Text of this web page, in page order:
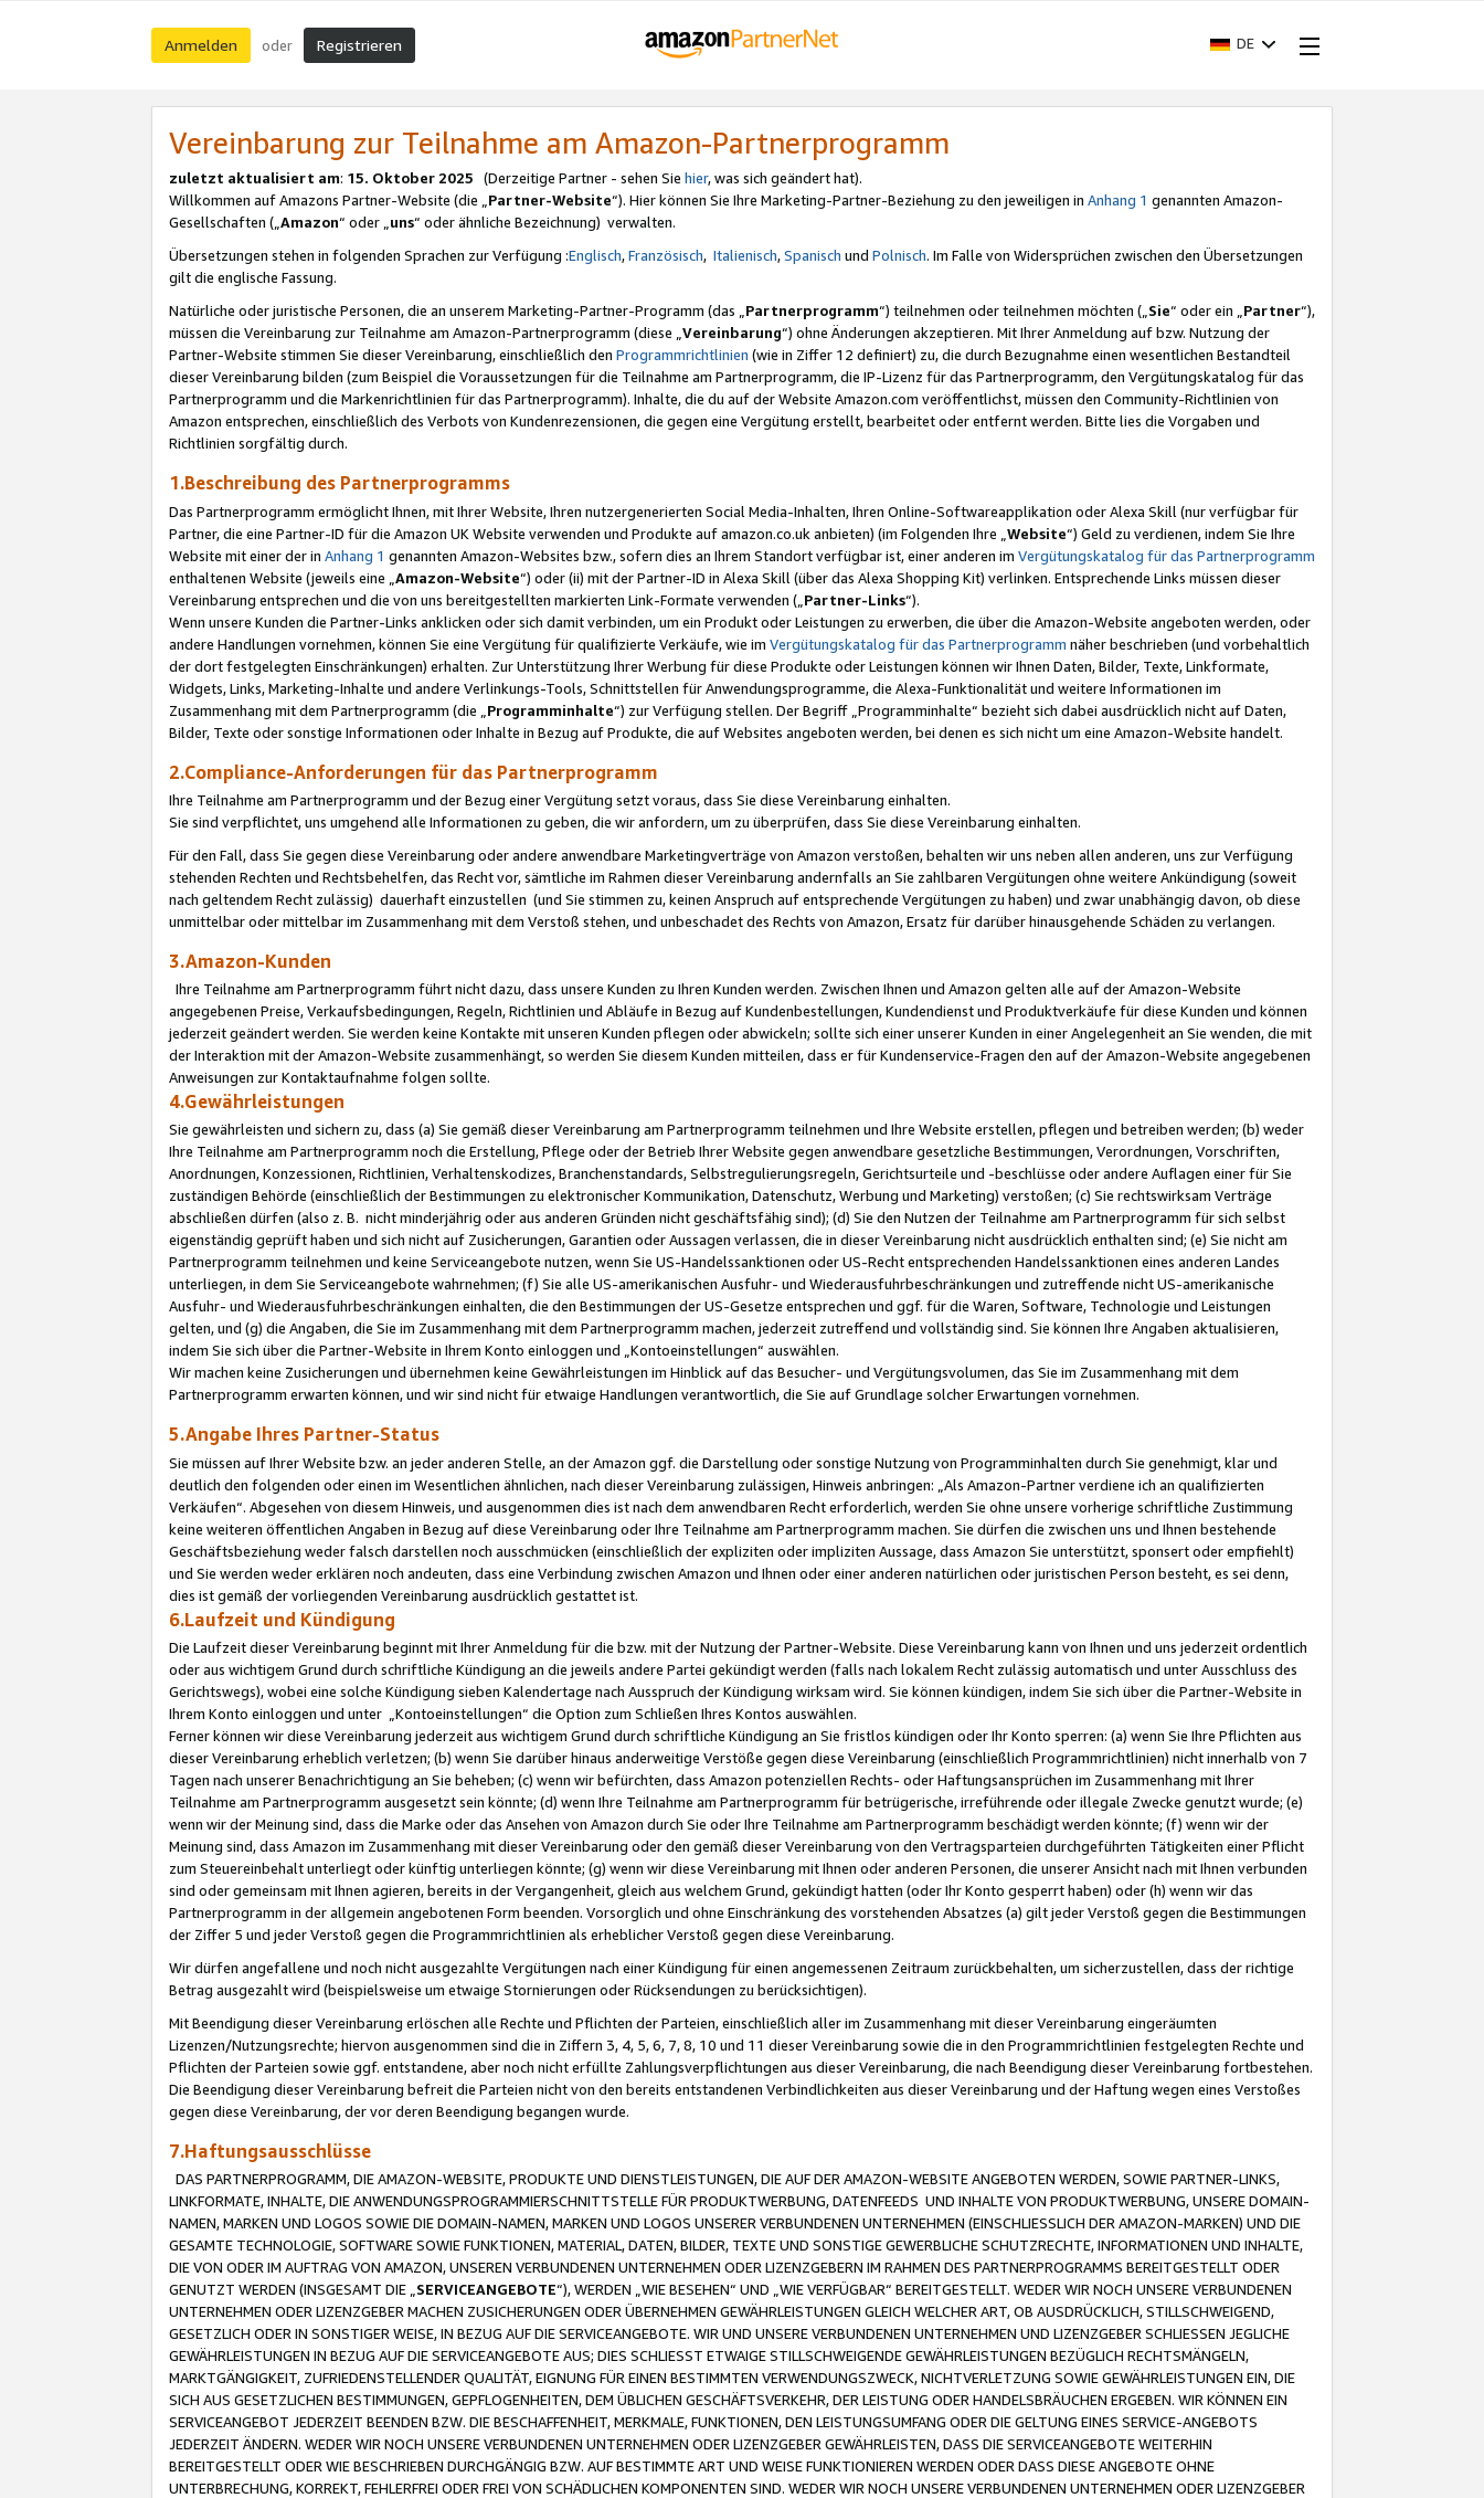
Anmelden oder Registrieren DE
Vereinbarung zur Teilnahme am Amazon-Partnerprogramm
zuletzt aktualisiert am: 15. Oktober 2025 (Derzeitige Partner - sehen Sie hier, was sich geändert hat).
Willkommen auf Amazons Partner-Website (die „Partner-Website“). Hier können Sie Ihre Marketing-Partner-Beziehung zu den jeweiligen in Anhang 1 genannten Amazon-
Gesellschaften („Amazon“ oder „uns“ oder ähnliche Bezeichnung) verwalten.
Übersetzungen stehen in folgenden Sprachen zur Verfügung :Englisch,Französisch, Italienisch,Spanisch und Polnisch. Im Falle von Widersprüchen zwischen den Übersetzungen
gilt die englische Fassung.
Natürliche oder juristische Personen, die an unserem Marketing-Partner-Programm (das „Partnerprogramm“) teilnehmen oder teilnehmen möchten („Sie“ oder ein „Partner“),
müssen die Vereinbarung zur Teilnahme am Amazon-Partnerprogramm (diese „Vereinbarung“) ohne Änderungen akzeptieren. Mit Ihrer Anmeldung auf bzw. Nutzung der
Partner-Website stimmen Sie dieser Vereinbarung, einschließlich den Programmrichtlinien (wie in Ziffer 12 definiert) zu, die durch Bezugnahme einen wesentlichen Bestandteil
dieser Vereinbarung bilden (zum Beispiel die Voraussetzungen für die Teilnahme am Partnerprogramm, die IP-Lizenz für das Partnerprogramm, den Vergütungskatalog für das
Partnerprogramm und die Markenrichtlinien für das Partnerprogramm). Inhalte, die du auf der Website Amazon.com veröffentlichst, müssen den Community-Richtlinien von
Amazon entsprechen, einschließlich des Verbots von Kundenrezensionen, die gegen eine Vergütung erstellt, bearbeitet oder entfernt werden. Bitte lies die Vorgaben und
Richtlinien sorgfältig durch.
1.Beschreibung des Partnerprogramms
Das Partnerprogramm ermöglicht Ihnen, mit Ihrer Website, Ihren nutzergenerierten Social Media-Inhalten, Ihren Online-Softwareapplikation oder Alexa Skill (nur verfügbar für
Partner, die eine Partner-ID für die Amazon UK Website verwenden und Produkte auf amazon.co.uk anbieten) (im Folgenden Ihre „ Website“) Geld zu verdienen, indem Sie Ihre
Website mit einer der in Anhang 1 genannten Amazon-Websites bzw., sofern dies an Ihrem Standort verfügbar ist, einer anderen im Vergütungskatalog für das Partnerprogramm
enthaltenen Website (jeweils eine „ Amazon-Website“) oder (ii) mit der Partner-ID in Alexa Skill (über das Alexa Shopping Kit) verlinken. Entsprechende Links müssen dieser
Vereinbarung entsprechen und die von uns bereitgestellten markierten Link-Formate verwenden („ Partner-Links“).
Wenn unsere Kunden die Partner-Links anklicken oder sich damit verbinden, um ein Produkt oder Leistungen zu erwerben, die über die Amazon-Website angeboten werden, oder
andere Handlungen vornehmen, können Sie eine Vergütung für qualifizierte Verkäufe, wie im Vergütungskatalog für das Partnerprogramm näher beschrieben (und vorbehaltlich
der dort festgelegten Einschränkungen) erhalten. Zur Unterstützung Ihrer Werbung für diese Produkte oder Leistungen können wir Ihnen Daten, Bilder, Texte, Linkformate,
Widgets, Links, Marketing-Inhalte und andere Verlinkungs-Tools, Schnittstellen für Anwendungsprogramme, die Alexa-Funktionalität und weitere Informationen im
Zusammenhang mit dem Partnerprogramm (die „ Programminhalte“) zur Verfügung stellen. Der Begriff „Programminhalte“ bezieht sich dabei ausdrücklich nicht auf Daten,
Bilder, Texte oder sonstige Informationen oder Inhalte in Bezug auf Produkte, die auf Websites angeboten werden, bei denen es sich nicht um eine Amazon-Website handelt.
2.Compliance-Anforderungen für das Partnerprogramm
Ihre Teilnahme am Partnerprogramm und der Bezug einer Vergütung setzt voraus, dass Sie diese Vereinbarung einhalten.
Sie sind verpflichtet, uns umgehend alle Informationen zu geben, die wir anfordern, um zu überprüfen, dass Sie diese Vereinbarung einhalten.
Für den Fall, dass Sie gegen diese Vereinbarung oder andere anwendbare Marketingverträge von Amazon verstoßen, behalten wir uns neben allen anderen, uns zur Verfügung
stehenden Rechten und Rechtsbehelfen, das Recht vor, sämtliche im Rahmen dieser Vereinbarung andernfalls an Sie zahlbaren Vergütungen ohne weitere Ankündigung (soweit
nach geltendem Recht zulässig) dauerhaft einzustellen (und Sie stimmen zu, keinen Anspruch auf entsprechende Vergütungen zu haben) und zwar unabhängig davon, ob diese
unmittelbar oder mittelbar im Zusammenhang mit dem Verstoß stehen, und unbeschadet des Rechts von Amazon, Ersatz für darüber hinausgehende Schäden zu verlangen.
3.Amazon-Kunden
Ihre Teilnahme am Partnerprogramm führt nicht dazu, dass unsere Kunden zu Ihren Kunden werden. Zwischen Ihnen und Amazon gelten alle auf der Amazon-Website
angegebenen Preise, Verkaufsbedingungen, Regeln, Richtlinien und Abläufe in Bezug auf Kundenbestellungen, Kundendienst und Produktverkäufe für diese Kunden und können
jederzeit geändert werden. Sie werden keine Kontakte mit unseren Kunden pflegen oder abwickeln; sollte sich einer unserer Kunden in einer Angelegenheit an Sie wenden, die mit
der Interaktion mit der Amazon-Website zusammenhängt, so werden Sie diesem Kunden mitteilen, dass er für Kundenservice-Fragen den auf der Amazon-Website angegebenen
Anweisungen zur Kontaktaufnahme folgen sollte.
4.Gewährleistungen
Sie gewährleisten und sichern zu, dass (a) Sie gemäß dieser Vereinbarung am Partnerprogramm teilnehmen und Ihre Website erstellen, pflegen und betreiben werden; (b) weder
Ihre Teilnahme am Partnerprogramm noch die Erstellung, Pflege oder der Betrieb Ihrer Website gegen anwendbare gesetzliche Bestimmungen, Verordnungen, Vorschriften,
Anordnungen, Konzessionen, Richtlinien, Verhaltenskodizes, Branchenstandards, Selbstregulierungsregeln, Gerichtsurteile und -beschlüsse oder andere Auflagen einer für Sie
zuständigen Behörde (einschließlich der Bestimmungen zu elektronischer Kommunikation, Datenschutz, Werbung und Marketing) verstoßen; (c) Sie rechtswirksam Verträge
abschließen dürfen (also z. B. nicht minderjährig oder aus anderen Gründen nicht geschäftsfähig sind); (d) Sie den Nutzen der Teilnahme am Partnerprogramm für sich selbst
eigenständig geprüft haben und sich nicht auf Zusicherungen, Garantien oder Aussagen verlassen, die in dieser Vereinbarung nicht ausdrücklich enthalten sind; (e) Sie nicht am
Partnerprogramm teilnehmen und keine Serviceangebote nutzen, wenn Sie US-Handelssanktionen oder US-Recht entsprechenden Handelssanktionen eines anderen Landes
unterliegen, in dem Sie Serviceangebote wahrnehmen; (f) Sie alle US-amerikanischen Ausfuhr- und Wiederausfuhrbeschränkungen und zutreffende nicht US-amerikanische
Ausfuhr- und Wiederausfuhrbeschränkungen einhalten, die den Bestimmungen der US-Gesetze entsprechen und ggf. für die Waren, Software, Technologie und Leistungen
gelten, und (g) die Angaben, die Sie im Zusammenhang mit dem Partnerprogramm machen, jederzeit zutreffend und vollständig sind. Sie können Ihre Angaben aktualisieren,
indem Sie sich über die Partner-Website in Ihrem Konto einloggen und „Kontoeinstellungen“ auswählen.
Wir machen keine Zusicherungen und übernehmen keine Gewährleistungen im Hinblick auf das Besucher- und Vergütungsvolumen, das Sie im Zusammenhang mit dem
Partnerprogramm erwarten können, und wir sind nicht für etwaige Handlungen verantwortlich, die Sie auf Grundlage solcher Erwartungen vornehmen.
5.Angabe Ihres Partner-Status
Sie müssen auf Ihrer Website bzw. an jeder anderen Stelle, an der Amazon ggf. die Darstellung oder sonstige Nutzung von Programminhalten durch Sie genehmigt, klar und
deutlich den folgenden oder einen im Wesentlichen ähnlichen, nach dieser Vereinbarung zulässigen, Hinweis anbringen: „Als Amazon-Partner verdiene ich an qualifizierten
Verkäufen“. Abgesehen von diesem Hinweis, und ausgenommen dies ist nach dem anwendbaren Recht erforderlich, werden Sie ohne unsere vorherige schriftliche Zustimmung
keine weiteren öffentlichen Angaben in Bezug auf diese Vereinbarung oder Ihre Teilnahme am Partnerprogramm machen. Sie dürfen die zwischen uns und Ihnen bestehende
Geschäftsbeziehung weder falsch darstellen noch ausschmücken (einschließlich der expliziten oder impliziten Aussage, dass Amazon Sie unterstützt, sponsert oder empfiehlt)
und Sie werden weder erklären noch andeuten, dass eine Verbindung zwischen Amazon und Ihnen oder einer anderen natürlichen oder juristischen Person besteht, es sei denn,
dies ist gemäß der vorliegenden Vereinbarung ausdrücklich gestattet ist.
6.Laufzeit und Kündigung
Die Laufzeit dieser Vereinbarung beginnt mit Ihrer Anmeldung für die bzw. mit der Nutzung der Partner-Website. Diese Vereinbarung kann von Ihnen und uns jederzeit ordentlich
oder aus wichtigem Grund durch schriftliche Kündigung an die jeweils andere Partei gekündigt werden (falls nach lokalem Recht zulässig automatisch und unter Ausschluss des
Gerichtswegs), wobei eine solche Kündigung sieben Kalendertage nach Ausspruch der Kündigung wirksam wird. Sie können kündigen, indem Sie sich über die Partner-Website in
Ihrem Konto einloggen und unter „Kontoeinstellungen“ die Option zum Schließen Ihres Kontos auswählen.
Ferner können wir diese Vereinbarung jederzeit aus wichtigem Grund durch schriftliche Kündigung an Sie fristlos kündigen oder Ihr Konto sperren: (a) wenn Sie Ihre Pflichten aus
dieser Vereinbarung erheblich verletzen; (b) wenn Sie darüber hinaus anderweitige Verstöße gegen diese Vereinbarung (einschließlich Programmrichtlinien) nicht innerhalb von 7
Tagen nach unserer Benachrichtigung an Sie beheben; (c) wenn wir befürchten, dass Amazon potenziellen Rechts- oder Haftungsansprüchen im Zusammenhang mit Ihrer
Teilnahme am Partnerprogramm ausgesetzt sein könnte; (d) wenn Ihre Teilnahme am Partnerprogramm für betrügerische, irreführende oder illegale Zwecke genutzt wurde; (e)
wenn wir der Meinung sind, dass die Marke oder das Ansehen von Amazon durch Sie oder Ihre Teilnahme am Partnerprogramm beschädigt werden könnte; (f) wenn wir der
Meinung sind, dass Amazon im Zusammenhang mit dieser Vereinbarung oder den gemäß dieser Vereinbarung von den Vertragsparteien durchgeführten Tätigkeiten einer Pflicht
zum Steuereinbehalt unterliegt oder künftig unterliegen könnte; (g) wenn wir diese Vereinbarung mit Ihnen oder anderen Personen, die unserer Ansicht nach mit Ihnen verbunden
sind oder gemeinsam mit Ihnen agieren, bereits in der Vergangenheit, gleich aus welchem Grund, gekündigt hatten (oder Ihr Konto gesperrt haben) oder (h) wenn wir das
Partnerprogramm in der allgemein angebotenen Form beenden. Vorsorglich und ohne Einschränkung des vorstehenden Absatzes (a) gilt jeder Verstoß gegen die Bestimmungen
der Ziffer 5 und jeder Verstoß gegen die Programmrichtlinien als erheblicher Verstoß gegen diese Vereinbarung.
Wir dürfen angefallene und noch nicht ausgezahlte Vergütungen nach einer Kündigung für einen angemessenen Zeitraum zurückbehalten, um sicherzustellen, dass der richtige
Betrag ausgezahlt wird (beispielsweise um etwaige Stornierungen oder Rücksendungen zu berücksichtigen).
Mit Beendigung dieser Vereinbarung erlöschen alle Rechte und Pflichten der Parteien, einschließlich aller im Zusammenhang mit dieser Vereinbarung eingeräumten
Lizenzen/Nutzungsrechte; hiervon ausgenommen sind die in Ziffern 3, 4, 5, 6, 7, 8, 10 und 11 dieser Vereinbarung sowie die in den Programmrichtlinien festgelegten Rechte und
Pflichten der Parteien sowie ggf. entstandene, aber noch nicht erfüllte Zahlungsverpflichtungen aus dieser Vereinbarung, die nach Beendigung dieser Vereinbarung fortbestehen.
Die Beendigung dieser Vereinbarung befreit die Parteien nicht von den bereits entstandenen Verbindlichkeiten aus dieser Vereinbarung und der Haftung wegen eines Verstoßes
gegen diese Vereinbarung, der vor deren Beendigung begangen wurde.
7.Haftungsausschlüsse
DAS PARTNERPROGRAMM, DIE AMAZON-WEBSITE, PRODUKTE UND DIENSTLEISTUNGEN, DIE AUF DER AMAZON-WEBSITE ANGEBOTEN WERDEN, SOWIE PARTNER-LINKS,
LINKFORMATE, INHALTE, DIE ANWENDUNGSPROGRAMMIERSCHNITTSTELLE FÜR PRODUKTWERBUNG, DATENFEEDS UND INHALTE VON PRODUKTWERBUNG, UNSERE DOMAIN-
NAMEN, MARKEN UND LOGOS SOWIE DIE DOMAIN-NAMEN, MARKEN UND LOGOS UNSERER VERBUNDENEN UNTERNEHMEN (EINSCHLIESSLICH DER AMAZON-MARKEN) UND DIE
GESAMTE TECHNOLOGIE, SOFTWARE SOWIE FUNKTIONEN, MATERIAL, DATEN, BILDER, TEXTE UND SONSTIGE GEWERBLICHE SCHUTZRECHTE, INFORMATIONEN UND INHALTE,
DIE VON ODER IM AUFTRAG VON AMAZON, UNSEREN VERBUNDENEN UNTERNEHMEN ODER LIZENZGEBERN IM RAHMEN DES PARTNERPROGRAMMS BEREITGESTELLT ODER
GENUTZT WERDEN (INSGESAMT DIE „ SERVICEANGEBOTE“), WERDEN „WIE BESEHEN“ UND „WIE VERFÜGBAR“ BEREITGESTELLT. WEDER WIR NOCH UNSERE VERBUNDENEN
UNTERNEHMEN ODER LIZENZGEBER MACHEN ZUSICHERUNGEN ODER ÜBERNEHMEN GEWÄHRLEISTUNGEN GLEICH WELCHER ART, OB AUSDRÜCKLICH, STILLSCHWEIGEND,
GESETZLICH ODER IN SONSTIGER WEISE, IN BEZUG AUF DIE SERVICEANGEBOTE. WIR UND UNSERE VERBUNDENEN UNTERNEHMEN UND LIZENZGEBER SCHLIESSEN JEGLICHE
GEWÄHRLEISTUNGEN IN BEZUG AUF DIE SERVICEANGEBOTE AUS; DIES SCHLIESST ETWAIGE STILLSCHWEIGENDE GEWÄHRLEISTUNGEN BEZÜGLICH RECHTSMÄNGELN,
MARKTGÄNGIGKEIT, ZUFRIEDENSTELLENDER QUALITÄT, EIGNUNG FÜR EINEN BESTIMMTEN VERWENDUNGSZWECK, NICHTVERLETZUNG SOWIE GEWÄHRLEISTUNGEN EIN, DIE
SICH AUS GESETZLICHEN BESTIMMUNGEN, GEPFLOGENHEITEN, DEM ÜBLICHEN GESCHÄFTSVERKEHR, DER LEISTUNG ODER HANDELSBRÄUCHEN ERGEBEN. WIR KÖNNEN EIN
SERVICEANGEBOT JEDERZEIT BEENDEN BZW. DIE BESCHAFFENHEIT, MERKMALE, FUNKTIONEN, DEN LEISTUNGSUMFANG ODER DIE GELTUNG EINES SERVICE-ANGEBOTS
JEDERZEIT ÄNDERN. WEDER WIR NOCH UNSERE VERBUNDENEN UNTERNEHMEN ODER LIZENZGEBER GEWÄHRLEISTEN, DASS DIE SERVICEANGEBOTE WEITERHIN
BEREITGESTELLT ODER WIE BESCHRIEBEN DURCHGÄNGIG BZW. AUF BESTIMMTE ART UND WEISE FUNKTIONIEREN WERDEN ODER DASS DIESE ANGEBOTE OHNE
UNTERBRECHUNG, KORREKT, FEHLERFREI ODER FREI VON SCHÄDLICHEN KOMPONENTEN SIND. WEDER WIR NOCH UNSERE VERBUNDENEN UNTERNEHMEN ODER LIZENZGEBER